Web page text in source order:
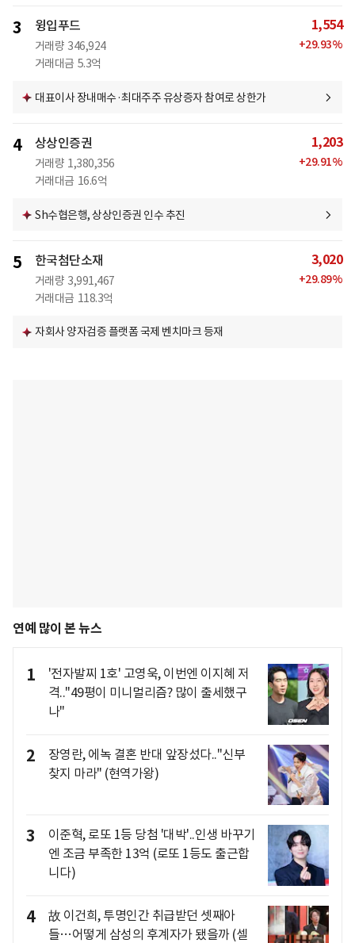
3 윙입푸드
거래량 346,924
거래대금 5.3억
1,554
+29.93%
대표이사 장내매수·최대주주 유상증자 참여로 상한가
4 상상인증권
거래량 1,380,356
거래대금 16.6억
1,203
+29.91%
Sh수협은행, 상상인증권 인수 추진
5 한국첨단소재
거래량 3,991,467
거래대금 118.3억
3,020
+29.89%
자회사 양자검증 플랫폼 국제 벤치마크 등재
연예 많이 본 뉴스
1
'전자발찌 1호' 고영욱, 이번엔 이지혜 저
격.."49평이 미니멀리즘? 많이 출세했구
나"
2
장영란, 에녹 결혼 반대 앞장섰다.."신부
찾지 마라" (현역가왕)
3
이준혁, 로또 1등 당첨 '대박'..인생 바꾸기
엔 조금 부족한 13억 (로또 1등도 출근합
니다)
4
故 이건희, 투명인간 취급받던 셋째아
들…어떻게 삼성의 후계자가 됐을까 (셀